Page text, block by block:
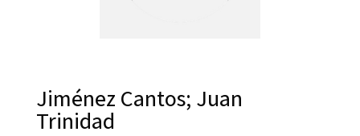
Jiménez Cantos; Juan
Trinidad